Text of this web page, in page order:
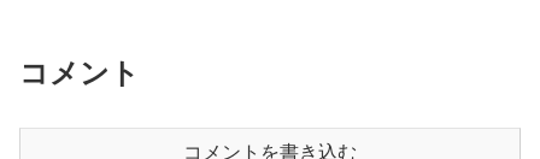
コメント
コメントを書き込む